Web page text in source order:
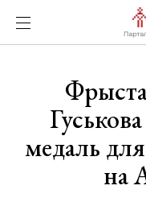
медаль
на